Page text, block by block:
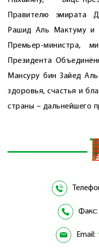
Правителю эмирата
Рашид Аль Мактуму и
Премьер-министра,
Президента
Мансуру бин Зайед
здоровья, счастья и
страны – дальнейшего
Факс:
Email: